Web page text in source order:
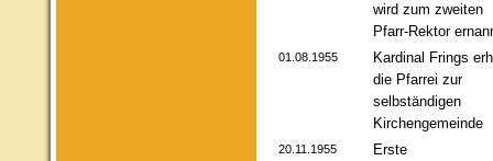
wird zum zweiten
Pfarr-Rektor
01.08.1955
Kardinal Frings
die Pfarrei zur
selbständigen
Kirchengemeinde
20.11.1955
Erste